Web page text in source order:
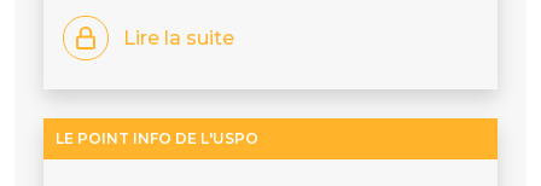
Lire la suite
LE POINT INFO DE L'USPO